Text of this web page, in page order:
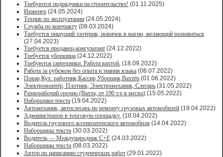
Требуются подрядчики на строительство! (01.11.2025)
Инженер (24.05.2024)
Техник по эксплуатации (24.05.2024)
Служба по контракту (08.03.2024)
Требуется пишущий эзотерик, новичок в магии, желающий развиваться
(27.04.2023)
Требуется продавец-консультант (24.12.2022)
Требуется уборщица (24.12.2022)
Требуются сантехники. Работа вахтой. (18.09.2022)
Работа за рубежом без опыта и знания языка (06.07.2022)
Повар,Кух. работник,Кассир,Уборщик,Вахтёр (01.06.2022)
Электромонтёр, Плотник, Электромеханик, Слесарь (31.05.2022)
Paзнoрабочий cрочно (Вахта, от 190 т.р в месяц) (15.05.2022)
Наборщики текста (19.04.2022)
Автомеханик, автослесарь по ремонту грузовых автомобилей (19.04.2022)
Администратор в торговую площадку. (18.04.2022)
Водитель грузового ассенизаторского автомобиля (14.04.2022)
Наборщицы текста (30.03.2022)
Водитель — Международник С+Е (24.03.2022)
Наборщицы текста (08.03.2022)
Автор по написанию студенческих работ (29.01.2022)